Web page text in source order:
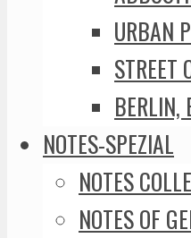
URBAN
STREET
BERLIN,
NOTES-SPEZIAL
NOTES
NOTES OF